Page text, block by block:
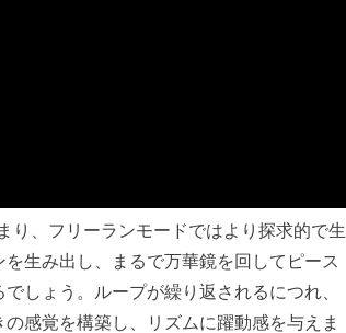
り、フリーランモードではより探求的で生
生み出し、まるで万華鏡を回してピース
しょう。ループが繰り返されるにつれ、
感覚を構築し、リズムに躍動感を与えま